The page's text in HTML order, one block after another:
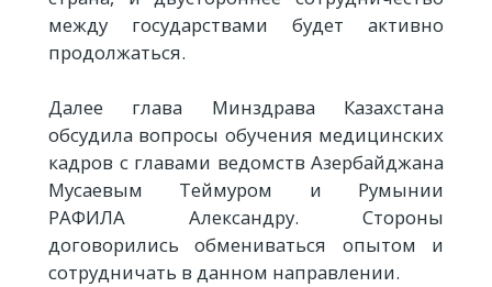
между государствами будет активно
продолжаться.
Далее глава Минздрава Казахстана
обсудила вопросы обучения медицинских
кадров с главами ведомств Азербайджана
Мусаевым Теймуром и Румынии
РАФИЛА Александру. Стороны
договорились обмениваться опытом и
сотрудничать в данном направлении.